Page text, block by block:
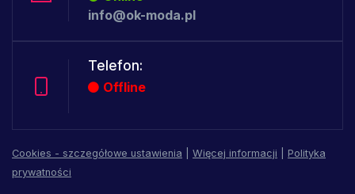
info@ok-moda.pl
Telefon:
Offline
Cookies - szczegółowe ustawienia Więcej informacji
Polityka
prywatności